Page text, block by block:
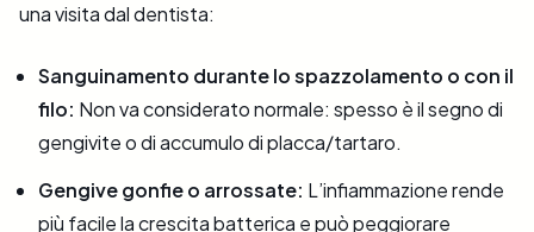
una visita dal dentista:
Sanguinamento durante lo spazzolamento o con il
filo: Non va considerato normale: spesso è il segno di
gengivite o di accumulo di placca/tartaro.
Gengive gonfie o arrossate: L’infiammazione rende
più facile la crescita batterica e può peggiorare